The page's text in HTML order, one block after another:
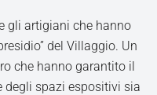
gli artigiani che hanno
del Villaggio. Un
che hanno garantito il
degli spazi espositivi sia